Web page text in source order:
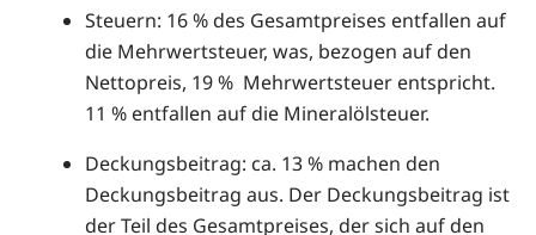
Steuern: 16 % des Gesamtpreises entfallen auf
die Mehrwertsteuer, was, bezogen auf den
Nettopreis, 19 % Mehrwertsteuer entspricht.
11 % entfallen auf die Mineralölsteuer.
Deckungsbeitrag: ca. 13 % machen den
Deckungsbeitrag aus. Der Deckungsbeitrag ist
der Teil des Gesamtpreises, der sich auf den